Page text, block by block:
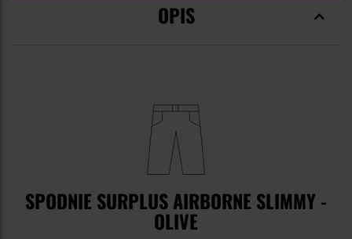
OPIS
SPODNIE SURPLUS AIRBORNE SLIMMY -
OLIVE